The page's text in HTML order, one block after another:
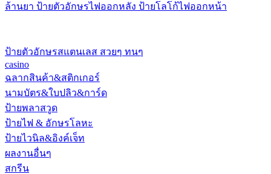
ล้านยา ป้ายตัวอักษรไฟออกหลัง ป้ายโลโก้ไฟออกหน้า
ป้ายตัวอักษรสแตนเลส สวยๆ ทนๆ
casino
ฉลากสินค้า&สติกเกอร์
นามบัตร&ใบปลิว&การ์ด
ป้ายพลาสวูด
ป้ายไฟ & อักษรโลหะ
ป้ายไวนิล&อิงค์เจ็ท
ผลงานอื่นๆ
สกรีน